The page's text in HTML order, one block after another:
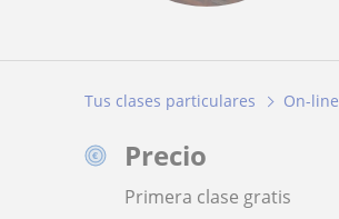
Tus clases particulares On-line
Precio
Primera clase gratis